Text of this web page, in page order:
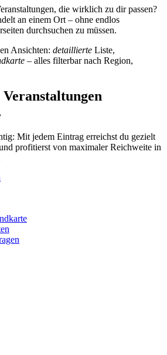
die wirklich zu dir passen?
an einem Ort – ohne endlos
durchsuchen zu müssen.
Ansichten: detaillierte Liste,
– alles filterbar nach Region,
Mit jedem Eintrag erreichst du gezielt
profitierst von maximaler Reichweite in